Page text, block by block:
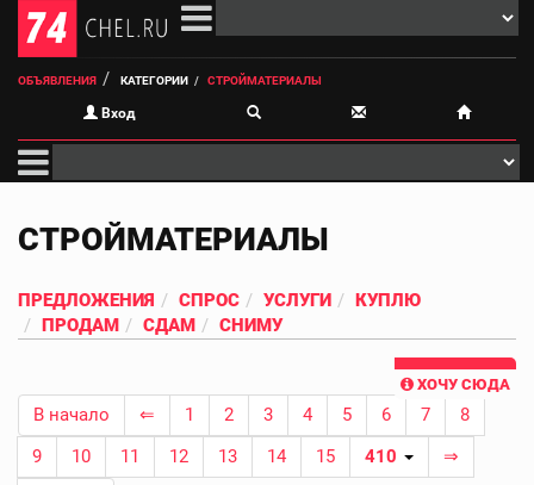
ОБЪЯВЛЕНИЯ КАТЕГОРИИ СТРОЙМАТЕРИАЛЫ
Вход
СТРОЙМАТЕРИАЛЫ
ПРЕДЛОЖЕНИЯ СПРОС УСЛУГИ
КУПЛЮ
ПРОДАМ
СДАМ СНИМУ
ХОЧУ СЮДА
В начало ⇐ 1 2 3 4 5 6 7
8
9
10 11 12 13 14 15 410
⇒